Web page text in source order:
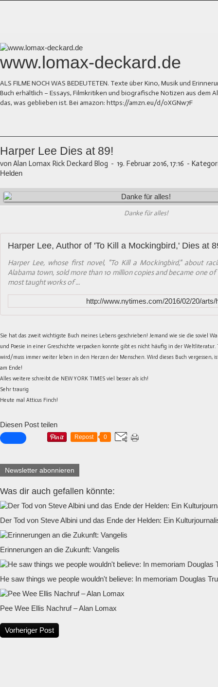
www.lomax-deckard.de
ALS FILME NOCH WAS BEDEUTETEN. Texte über Kino, Musik und
Buch erhältlich – Essays, Filmkritiken und biografische Notizen aus dem
das, was geblieben ist. Bei amazon: https://amzn.eu/d/0XGNw7F
Harper Lee Dies at 89!
von Alan Lomax Rick Deckard Blog - 19. Februar 2016, 17:16 -
Helden
Danke für alles!
Harper Lee, Author of 'To Kill a Mockingbird,' Dies at
Harper Lee, whose first novel, "To Kill a Mockingbird," about
Alabama town, sold more than 10 million copies and became one
most taught works of ...
http://www.nytimes.com/2016/02/20/
Sie hat das zweit wichtigste Buch meines Lebens geschrieben! Jemand wie sie die soviel
und Poesie in einer Greschichte verpacken konnte gibt es nicht häufig in der Weltliteratur.
wird/muss immer weiter leben in den Herzen der Menschen. Wird dieses Buch vergessen,
am Ende!
Alles weitere schreibt die NEW YORK TIMES viel besser als ich!
Sehr traurig
Heute mal Atticus Finch!
Diesen Post teilen
Repost 0
Newsletter abonnieren
Was dir auch gefallen könnte:
Der Tod von Steve Albini und das Ende der Helden: Ein
Erinnerungen an die Zukunft: Vangelis
He saw things we people wouldn't believe: In memoriam Douglas
Pee Wee Ellis Nachruf – Alan Lomax
Vorheriger Post